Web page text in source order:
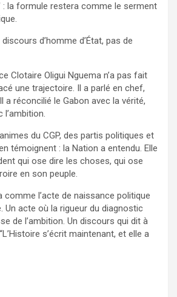
: la formule restera comme le serment
d’homme d’État, pas de
Clotaire Oligui Nguema n’a pas fait
une trajectoire. Il a parlé en chef,
a réconcilié le Gabon avec la vérité,
l’ambition.
du CGP, des partis politiques et
témoignent : la Nation a entendu. Elle
qui ose dire les choses, qui ose
en son peuple.
l’acte de naissance politique
Un acte où la rigueur du diagnostic
de l’ambition. Un discours qui dit à
s’écrit maintenant, et elle a